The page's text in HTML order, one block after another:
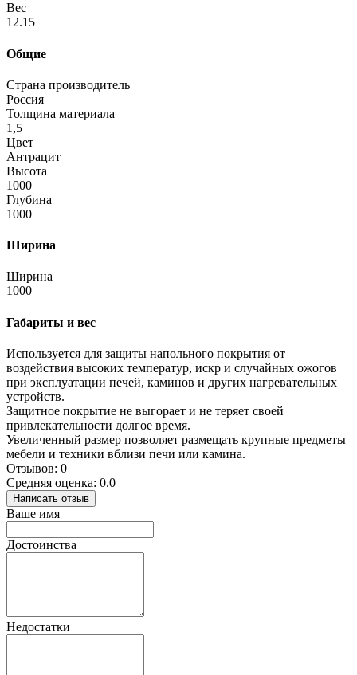
Вес
12.15
Общие
Страна производитель
Россия
Толщина материала
1,5
Цвет
Антрацит
Высота
1000
Глубина
1000
Ширина
Ширина
1000
Габариты и вес
Используется для защиты напольного покрытия от
воздействия высоких температур, искр и случайных ожогов
при эксплуатации печей, каминов и других нагревательных
устройств.
Защитное покрытие не выгорает и не теряет своей
привлекательности долгое время.
Увеличенный размер позволяет размещать крупные предметы
мебели и техники вблизи печи или камина.
Отзывов: 0
Средняя оценка: 0.0
Написать отзыв
Ваше имя
Достоинства
Недостатки